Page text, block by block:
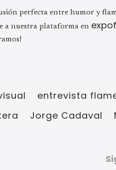
perfecta entre humor y
a nuestra plataforma en
entrevista
Jorge Cadaval